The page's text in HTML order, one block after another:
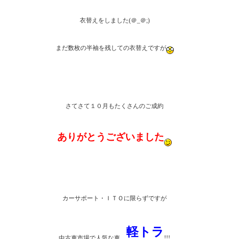
衣替えをしました(＠_＠;)
まだ数枚の半袖を残しての衣替えですが
さてさて１０月もたくさんのご成約
ありがとうございました
カーサポート・ＩＴＯに限らずですが
軽トラ